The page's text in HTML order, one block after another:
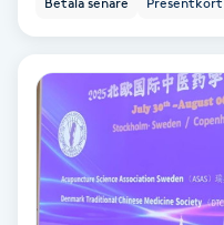
Babylights
Balayage